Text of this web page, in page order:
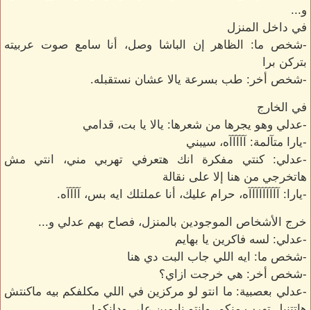
و...
في داخل المنزل
-شخص ما: الظاهر إن الباشا وصل، أنا سامع صوت عربيته
بتركن برا
-شخص أخر: طب بسرعة يالا عشان نستقبله.
في الخارج
-عدلي وهو يجرها من شعرها: يالا يا بت، قدامي
-يارا متآلمة: آآآآآه، سيبني
-عدلي: كنتي مفكرة انك هتعرفي تهربي مني، انتي مش
هاتخرجي من هنا إلا على نقالة
-يارا: آآآآآآآآآه، حرام عليك، أنا عملتلك ايه بس، آآآآه.
خرج الأشخاص الموجودين بالمنزل، فصاح بهم عدلي و...
-عدلي: لسه فاكرين يا بهايم
-شخص ما: ايه اللي جاب البت دي هنا
-شخص أخر: هي خرجت ازاي؟
-عدلي بعصبية: ما انتو لو مركزين في اللي مكلفكم بيه ماكنتش